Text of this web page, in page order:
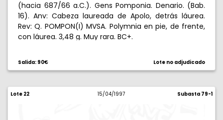
(hacia 687/66 a.C.). Gens Pomponia. Denario. (Bab.
16). Anv: Cabeza laureada de Apolo, detrás láurea.
Rev: Q. POMPON(I) MVSA. Polymnia en pie, de frente,
con láurea. 3,48 g. Muy rara. BC+.
Salida: 90€ Lote no adjudicado
Lote 22 15/04/1997 Subasta 79-1